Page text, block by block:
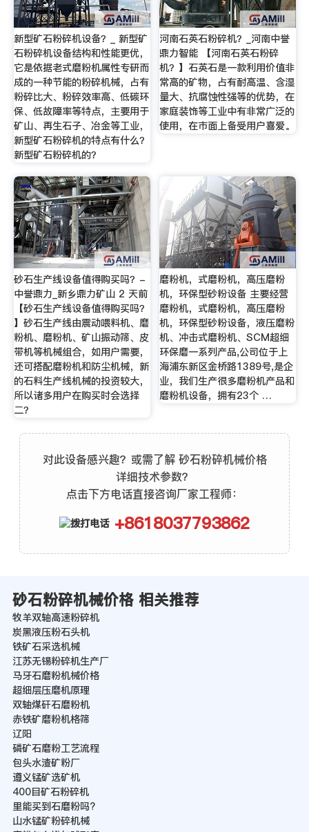
新型矿石粉碎机设备？_ 新型矿
石粉碎机设备结构和性能更优，
它是依据老式磨粉机属性专研而
成的一种节能的粉碎机械，占有
粉碎比大、粉碎效率高、低碳环
保、低故障率等特点，主要用于
矿山、再生石子、冶金等工业，
新型矿石粉碎机的特点有什么？
新型矿石粉碎机的？
河南石英石粉碎机？_河南中誉
鼎力智能 【河南石英石粉碎
机？】石英石是一款利用价值非
常高的矿物，占有耐高温、含湿
量大、抗腐蚀性强等的优势，在
家庭装饰等工业中有非常广泛的
使用，在市面上备受用户喜爱。
砂石生产线设备值得购买吗？-
中誉鼎力_新乡鼎力矿山 2 天前
【砂石生产线设备值得购买吗？
】砂石生产线由震动喂料机、磨
粉机、磨粉机、矿山振动筛、皮
带机等机械组合，如用户需要，
还可搭配磨粉机和防尘机械，新
的石料生产线机械的投资较大，
所以诸多用户在购买时会选择
二？
磨粉机，式磨粉机，高压磨粉
机，环保型砂粉设备 主要经营
磨粉机，式磨粉机，高压磨粉
机，环保型砂粉设备，液压磨粉
机、冲击式磨粉机、SCM超细
环保磨一系列产品,公司位于上
海浦东新区金桥路1389号,是企
业，我们生产很多磨粉机产品和
磨粉机设备，拥有23个 …
对此设备感兴趣？或需了解 砂石粉碎机械价格
详细技术参数？
点击下方电话直接咨询厂家工程师：
+8618037793862
砂石粉碎机械价格 相关推荐
牧羊双轴高速粉碎机
炭黑液压粉石头机
铁矿石采选机械
江苏无锡粉碎机生产厂
马牙石磨粉机械价格
超细层压磨机原理
双轴煤矸石磨粉机
赤铁矿磨粉机格筛
辽阳
磷矿石磨粉工艺流程
包头水渣矿粉厂
遵义锰矿选矿机
400目矿石粉碎机
里能买到石磨粉吗?
山水锰矿粉碎机械